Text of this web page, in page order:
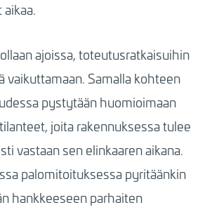
ajoissa, toteutusratkaisuihin
vaikuttamaan. Samalla kohteen
pystytään huomioimaan
joita rakennuksessa tulee
vastaan sen elinkaaren aikana.
palomitoituksessa pyritäänkin
hankkeeseen parhaiten